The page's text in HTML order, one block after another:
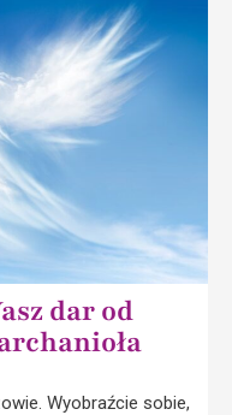
dar od
Wyobraźcie sobie,